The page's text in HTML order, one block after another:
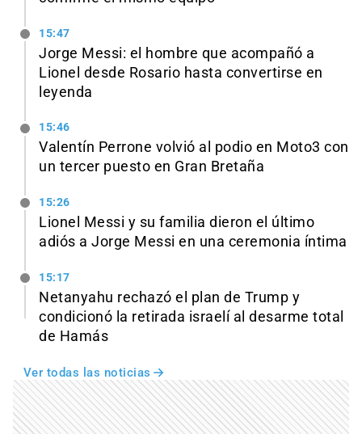
15:47
Jorge Messi: el hombre que acompañó a
Lionel desde Rosario hasta convertirse en
leyenda
15:46
Valentín Perrone volvió al podio en Moto3 con
un tercer puesto en Gran Bretaña
15:26
Lionel Messi y su familia dieron el último
adiós a Jorge Messi en una ceremonia íntima
15:17
Netanyahu rechazó el plan de Trump y
condicionó la retirada israelí al desarme total
de Hamás
Ver todas las noticias